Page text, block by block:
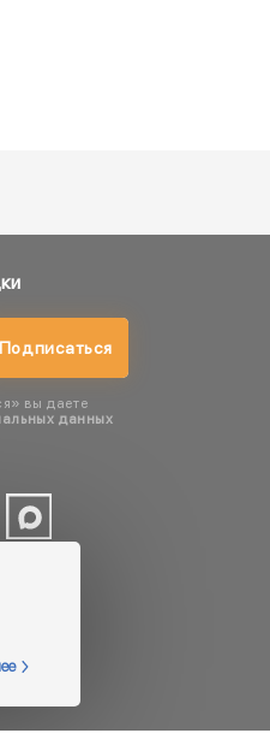
Подписаться
вы даете
данных